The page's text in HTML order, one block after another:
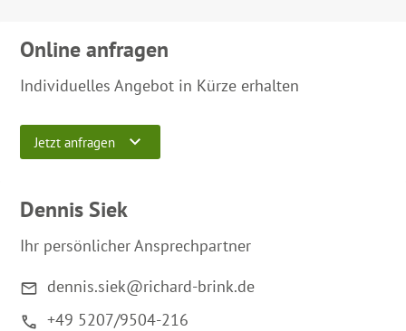
Online anfragen
Individuelles Angebot in Kürze erhalten
Jetzt anfragen
Dennis Siek
Ihr persönlicher Ansprechpartner
dennis.siek@richard-brink.de
+49 5207/9504-216